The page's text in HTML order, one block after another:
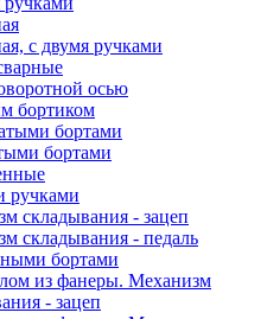
с двумя ручками
осью
бортиком
бортами
бортами
ручками
складывания - зацеп
складывания - педаль
бортами
из фанеры. Механизм
- зацеп